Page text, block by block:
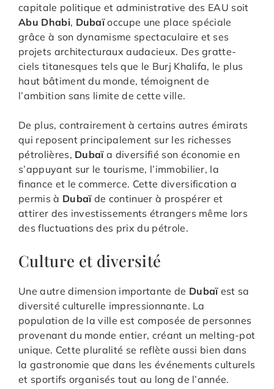
capitale politique et administrative des EAU soit
Abu Dhabi, Dubaïoccupe une place spéciale
grâce à son dynamisme spectaculaire et ses
projets architecturaux audacieux. Des gratte-
ciels titanesques tels que le Burj Khalifa, le plus
haut bâtiment du monde, témoignent de
l’ambition sans limite de cette ville.
De plus, contrairement à certains autres émirats
qui reposent principalement sur les richesses
pétrolières, Dubaïa diversifié son économie en
s’appuyant sur le tourisme, l’immobilier, la
finance et le commerce. Cette diversification a
permis à Dubaïde continuer à prospérer et
attirer des investissements étrangers même lors
des fluctuations des prix du pétrole.
Culture et diversité
Une autre dimension importante de Dubaïest sa
diversité culturelle impressionnante. La
population de la ville est composée de personnes
provenant du monde entier, créant un melting-pot
unique. Cette pluralité se reflète aussi bien dans
la gastronomie que dans les événements culturels
et sportifs organisés tout au long de l’année.